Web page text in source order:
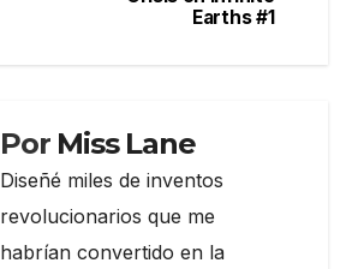
Earths #1
Por Miss Lane
Diseñé miles de inventos
revolucionarios que me
habrían convertido en la